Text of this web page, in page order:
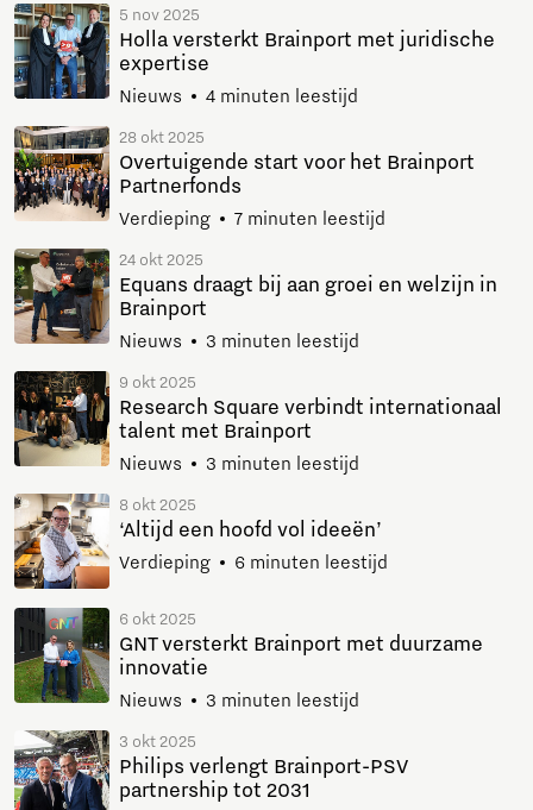
5 nov 2025
Holla versterkt Brainport met juridische
expertise
Nieuws 4 minuten leestijd
28 okt 2025
Overtuigende start voor het Brainport
Partnerfonds
Verdieping 7 minuten leestijd
24 okt 2025
Equans draagt bij aan groei en welzijn in
Brainport
Nieuws 3 minuten leestijd
9 okt 2025
Research Square verbindt internationaal
talent met Brainport
Nieuws 3 minuten leestijd
8 okt 2025
‘Altijd een hoofd vol ideeën’
Verdieping 6 minuten leestijd
6 okt 2025
GNT versterkt Brainport met duurzame
innovatie
Nieuws 3 minuten leestijd
3 okt 2025
Philips verlengt Brainport-PSV
partnership tot 2031